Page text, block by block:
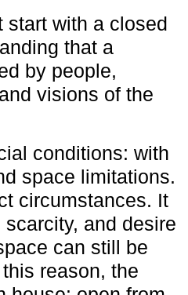
start with a closed
that a
by people,
visions of the
conditions: with
space limitations.
circumstances. It
and desire
can still be
reason, the